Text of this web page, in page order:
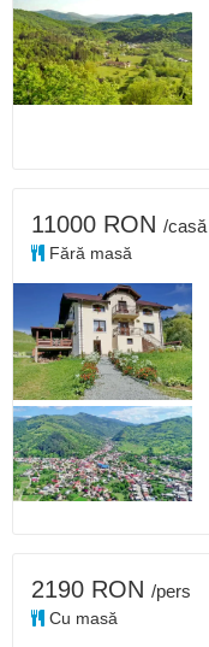
11000 RON /casă
Fără masă
2190 RON /pers
Cu masă